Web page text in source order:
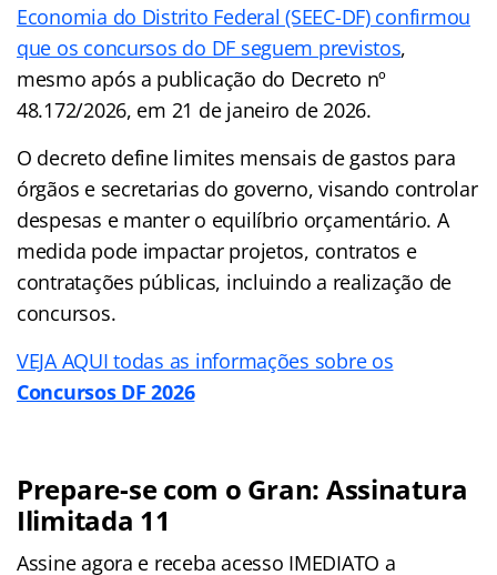
Economia do Distrito Federal (SEEC-DF) confirmou
que os concursos do DF seguem previstos,
mesmo após a publicação do Decreto nº
48.172/2026, em 21 de janeiro de 2026.
O decreto define limites mensais de gastos para
órgãos e secretarias do governo, visando controlar
despesas e manter o equilíbrio orçamentário. A
medida pode impactar projetos, contratos e
contratações públicas, incluindo a realização de
concursos.
VEJA AQUI todas as informações sobre os
Concursos DF 2026
Prepare-se com o Gran: Assinatura
Ilimitada 11
Assine agora e receba acesso IMEDIATO a